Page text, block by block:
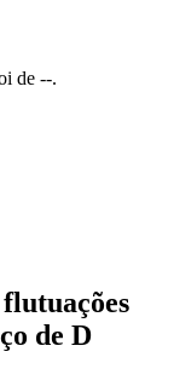
de --.
de D